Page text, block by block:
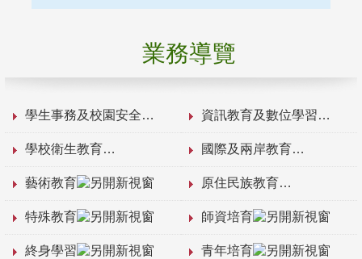
業務導覽
學生事務及校園安全 資訊教育及數位學習
學校衛生教育 國際及兩岸教育
藝術教育 原住民族教育
特殊教育 師資培育
終身學習 青年培育